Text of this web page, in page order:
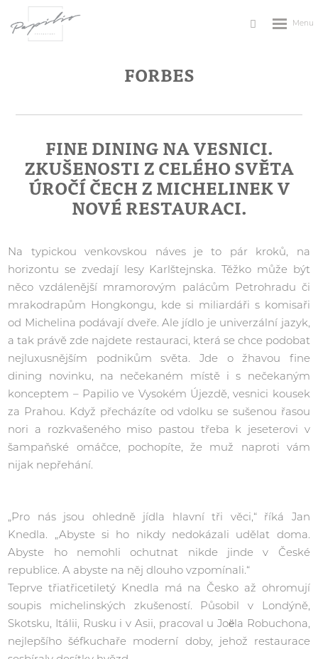
Vyhledávání
FORBES
FINE DINING NA VESNICI.
ZKUŠENOSTI Z CELÉHO SVĚTA
ÚROČÍ ČECH Z MICHELINEK V
NOVÉ RESTAURACI.
Na typickou venkovskou náves je to pár kroků, na
horizontu se zvedají lesy Karlštejnska. Těžko může být
něco vzdálenější mramorovým palácům Petrohradu či
mrakodrapům Hongkongu, kde si miliardáři s komisaři
od Michelina podávají dveře. Ale jídlo je univerzální jazyk,
a tak právě zde najdete restauraci, která se chce podobat
nejluxusnějším podnikům světa. Jde o žhavou fine
dining novinku, na nečekaném místě i s nečekaným
konceptem – Papilio ve Vysokém Újezdě, vesnici kousek
za Prahou. Když přecházíte od vdolku se sušenou řasou
nori a rozkvašeného miso pastou třeba k jeseterovi v
šampaňské omáčce, pochopíte, že muž naproti vám
nijak nepřehání.
„Pro nás jsou ohledně jídla hlavní tři věci,“ říká Jan
Knedla. „Abyste si ho nikdy nedokázali udělat doma.
Abyste ho nemohli ochutnat nikde jinde v České
republice. A abyste na něj dlouho vzpomínali.“
Teprve třiatřicetiletý Knedla má na Česko až ohromují
soupis michelinských zkušeností. Působil v Londýně,
Skotsku, Itálii, Rusku i v Asii, pracoval u Joëla Robuchona,
nejlepšího šéfkuchaře moderní doby, jehož restaurace